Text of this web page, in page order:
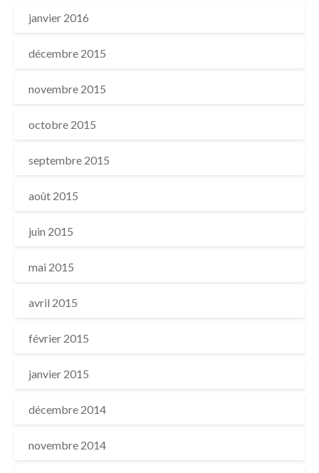
janvier 2016
décembre 2015
novembre 2015
octobre 2015
septembre 2015
août 2015
juin 2015
mai 2015
avril 2015
février 2015
janvier 2015
décembre 2014
novembre 2014